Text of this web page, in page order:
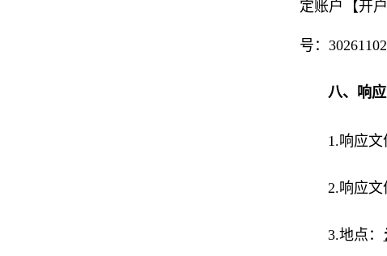
定账户【开
号：
八、响
1.响应文
2.响应文
3.地点：